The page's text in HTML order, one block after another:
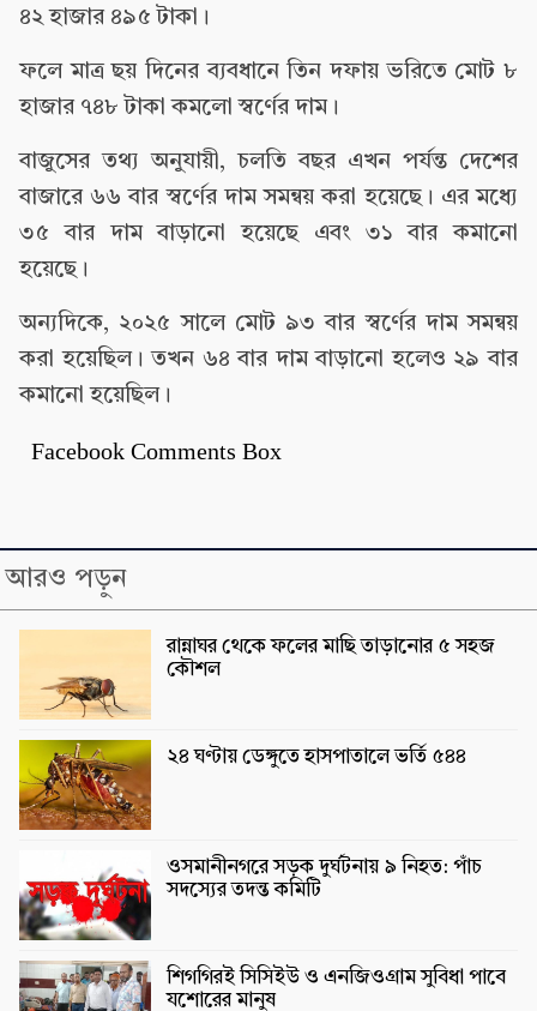
৪২ হাজার ৪৯৫ টাকা।
ফলে মাত্র ছয় দিনের ব্যবধানে তিন দফায় ভরিতে মোট ৮
হাজার ৭৪৮ টাকা কমলো স্বর্ণের দাম।
বাজুসের তথ্য অনুযায়ী, চলতি বছর এখন পর্যন্ত দেশের
বাজারে ৬৬ বার স্বর্ণের দাম সমন্বয় করা হয়েছে। এর মধ্যে
৩৫ বার দাম বাড়ানো হয়েছে এবং ৩১ বার কমানো
হয়েছে।
অন্যদিকে, ২০২৫ সালে মোট ৯৩ বার স্বর্ণের দাম সমন্বয়
করা হয়েছিল। তখন ৬৪ বার দাম বাড়ানো হলেও ২৯ বার
কমানো হয়েছিল।
Facebook Comments Box
আরও পড়ুন
রান্নাঘর থেকে ফলের মাছি তাড়ানোর ৫ সহজ
কৌশল
২৪ ঘণ্টায় ডেঙ্গুতে হাসপাতালে ভর্তি ৫৪৪
ওসমানীনগরে সড়ক দুর্ঘটনায় ৯ নিহত: পাঁচ
সদস্যের তদন্ত কমিটি
শিগগিরই সিসিইউ ও এনজিওগ্রাম সুবিধা পাবে
যশোরের মানুষ